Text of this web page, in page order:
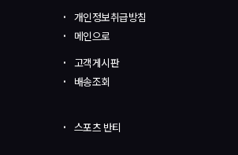
개인정보취급방침
메인으로
고객게시판
배송조회
스포츠 반티